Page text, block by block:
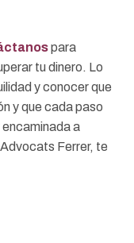
para
tu dinero. Lo
y conocer que
y que cada paso
a
Ferrer, te